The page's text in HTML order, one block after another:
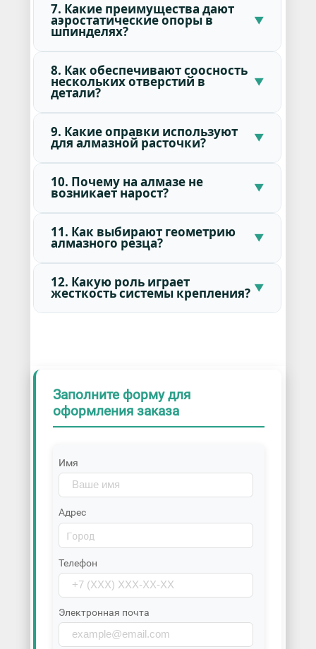
7. Какие преимущества дают
аэростатические опоры в
шпинделях?
8. Как обеспечивают соосность
нескольких отверстий в
детали?
9. Какие оправки используют
для алмазной расточки?
10. Почему на алмазе не
возникает нарост?
11. Как выбирают геометрию
алмазного резца?
12. Какую роль играет
жесткость системы крепления?
Заполните форму для
оформления заказа
Имя
Адрес
Телефон
Электронная почта